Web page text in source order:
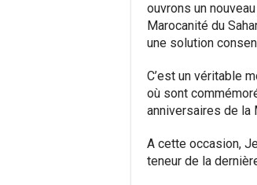
ouvrons un
Marocanité du
une solution
C’est un véritable
où sont
anniversaires de la
A cette occasion,
teneur de la